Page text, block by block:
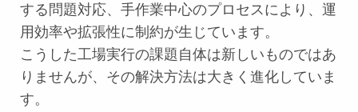
する問題対応、手作業中心のプロセスにより、運
用効率や拡張性に制約が生じています。
こうした工場実行の課題自体は新しいものではあ
りませんが、その解決方法は大きく進化していま
す。